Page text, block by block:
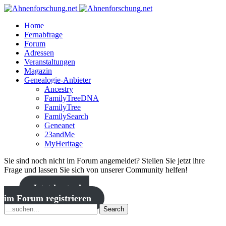
Home
Fernabfrage
Forum
Adressen
Veranstaltungen
Magazin
Genealogie-Anbieter
Ancestry
FamilyTreeDNA
FamilyTree
FamilySearch
Geneanet
23andMe
MyHeritage
Sie sind noch nicht im Forum angemeldet? Stellen Sie jetzt ihre
Frage und lassen Sie sich von unserer Community helfen!
Jetzt kostenlos
im Forum registrieren
Search